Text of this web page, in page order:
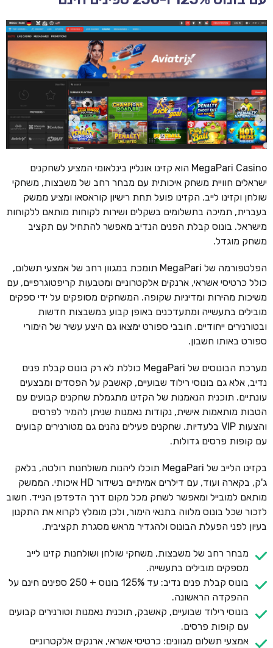
MegaPari Casino הוא קזינו אונליין בינלאומי המציע לשחקנים
ישראלים חוויית משחק איכותית עם מבחר רחב של משבצות, משחקי
שולחן וקזינו לייב. הקזינו פועל תחת רישיון קוראסאו ומציע ממשק
בעברית, תמיכה בתשלומים בשקלים ושירות לקוחות מותאם ללקוחות
מישראל. בונוס קבלת הפנים הנדיב מאפשר להתחיל עם תקציב
משחק מוגדל.
הפלטפורמה של MegaPari תומכת במגוון רחב של אמצעי תשלום,
כולל כרטיסי אשראי, ארנקים אלקטרוניים ומטבעות קריפטוגרפיים, עם
משיכות מהירות ומדיניות שקופה. המשחקים מסופקים על ידי ספקים
מובילים בתעשייה ומתעדכנים באופן קבוע במשבצות חדשות
ובטורנירים ייחודיים. חובבי ספורט ימצאו גם היצע עשיר של הימורי
ספורט באותו חשבון.
מערכת הבונוסים של MegaPari כוללת לא רק בונוס קבלת פנים
נדיב, אלא גם בונוסי רילוד שבועיים, קאשבק על הפסדים ומבצעים
עונתיים. תוכנית הנאמנות של הקזינו מתגמלת שחקנים קבועים עם
הטבות מותאמות אישית, נקודות נאמנות שניתן להמיר לפרסים
והצעות VIP בלעדיות. שחקנים פעילים נהנים גם מטורנירים קבועים
עם קופות פרסים גדולות.
בקזינו הלייב של MegaPari תוכלו ליהנות משולחנות רולטה, בלאק
ג'ק, בקארה ועוד, עם דילרים אמיתיים בשידור HD איכותי. הממשק
מותאם למובייל ומאפשר לשחק מכל מקום דרך הדפדפן הנייד. חשוב
לזכור שכל בונוס מלווה בתנאי הימור, ולכן מומלץ לקרוא את התקנון
בעיון לפני הפעלת הבונוס ולהגדיר מראש מסגרת תקציבית.
מבחר רחב של משבצות, משחקי שולחן ושולחנות קזינו לייב
מספקים מובילים בתעשייה.
בונוס קבלת פנים נדיב: עד 125% בונוס + 250 ספינים חינם על
ההפקדה הראשונה.
בונוסי רילוד שבועיים, קאשבק, תוכנית נאמנות וטורנירים קבועים
עם קופות פרסים.
אמצעי תשלום מגוונים: כרטיסי אשראי, ארנקים אלקטרוניים